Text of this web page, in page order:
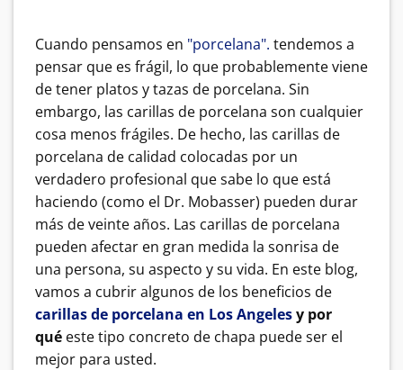
Cuando pensamos en "porcelana". tendemos a
pensar que es frágil, lo que probablemente viene
de tener platos y tazas de porcelana. Sin
embargo, las carillas de porcelana son cualquier
cosa menos frágiles. De hecho, las carillas de
porcelana de calidad colocadas por un
verdadero profesional que sabe lo que está
haciendo (como el Dr. Mobasser) pueden durar
más de veinte años. Las carillas de porcelana
pueden afectar en gran medida la sonrisa de
una persona, su aspecto y su vida. En este blog,
vamos a cubrir algunos de los beneficios de
carillas de porcelana en Los Angelesy por
qué este tipo concreto de chapa puede ser el
mejor para usted.